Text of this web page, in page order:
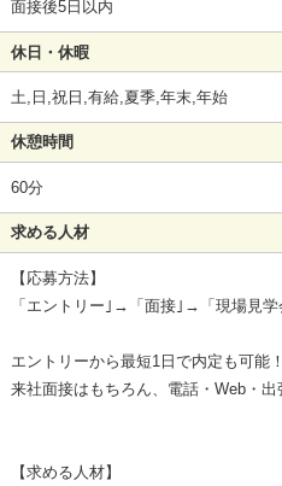
面接後5日以内
休日・休暇
土,日,祝日,有給,夏季,年末,年始
休憩時間
60分
求める人材
【応募方法】
「エントリー｣→「面接｣→「現場見
エントリーから最短1日で内定も可能！
来社面接はもちろん、電話・Web・出
【求める人材】